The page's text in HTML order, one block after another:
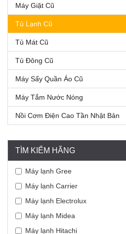
Máy Giặt Cũ
Tủ Lạnh Cũ
Tủ Mát Cũ
Tủ Đông Cũ
Máy Sấy Quần Áo Cũ
Máy Tắm Nước Nóng
Nồi Cơm Điện Cao Tần Nhật Bản
TÌM KIẾM HÃNG
Máy lạnh Gree
Máy lạnh Carrier
Máy lạnh Electrolux
Máy lạnh Midea
Máy lạnh Hitachi